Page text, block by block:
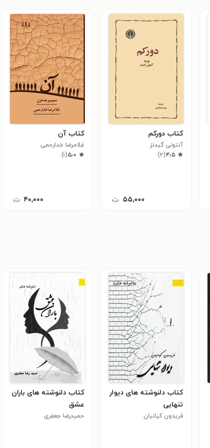
کتاب دورکم
آنتونی گیدنز
۴٫۵(۲)
۵۵,۰۰۰ ت
کتاب آن
غلامرضا خدارحمی
۵٫۰(۱)
۴۰,۰۰۰ ت
کتاب دلنوشته های دیوار
تنهایی
فریدون کیانیان
کتاب دلنوشته های باران
عشق
حمیدرضا جعفری